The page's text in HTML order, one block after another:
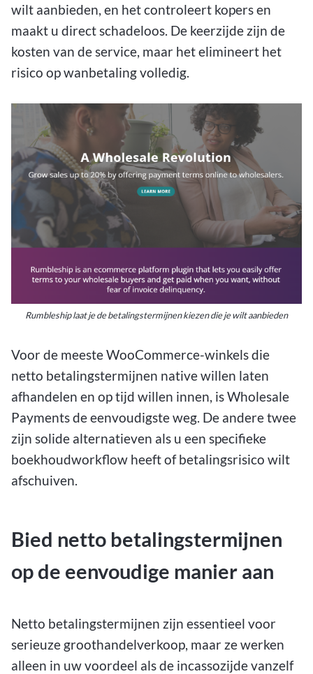
wilt aanbieden, en het controleert kopers en
maakt u direct schadeloos. De keerzijde zijn de
kosten van de service, maar het elimineert het
risico op wanbetaling volledig.
Rumbleship laat je de betalingstermijnen kiezen die je wilt aanbieden
Voor de meeste WooCommerce-winkels die
netto betalingstermijnen native willen laten
afhandelen en op tijd willen innen, is Wholesale
Payments de eenvoudigste weg. De andere twee
zijn solide alternatieven als u een specifieke
boekhoudworkflow heeft of betalingsrisico wilt
afschuiven.
Bied netto betalingstermijnen
op de eenvoudige manier aan
Netto betalingstermijnen zijn essentieel voor
serieuze groothandelverkoop, maar ze werken
alleen in uw voordeel als de incassozijde vanzelf